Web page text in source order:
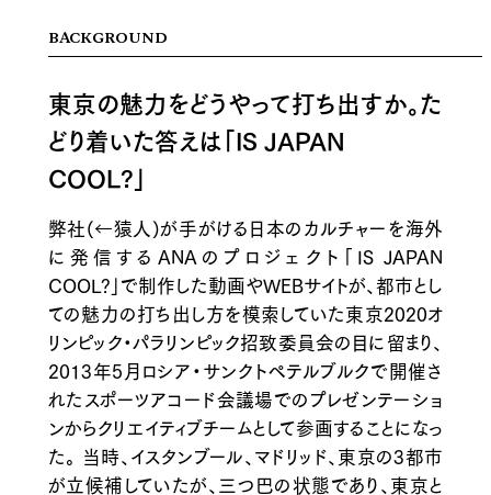
BACKGROUND
東京の魅力をどうやって打ち出すか。た
どり着いた答えは「IS JAPAN
COOL?」
弊社(←猿人)が手がける日本のカルチャーを海外
に発信するANAのプロジェクト「IS JAPAN
COOL?」で制作した動画やWEBサイトが、都市とし
ての魅力の打ち出し方を模索していた東京2020オ
リンピック・パラリンピック招致委員会の目に留まり、
2013年5月ロシア・サンクトペテルブルクで開催さ
れたスポーツアコード会議場でのプレゼンテーショ
ンからクリエイティブチームとして参画することになっ
た。 当時、イスタンブール、マドリッド、東京の3都市
が立候補していたが、三つ巴の状態であり、東京と